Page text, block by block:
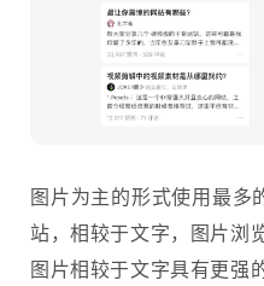
图片为主的形式使用最多
站，相较于文字，图片浏
图片相较于文字具有更强